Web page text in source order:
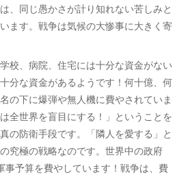
、同じ愚かさが計り知れない苦しみと
ます。戦争は気候の大惨事に大きく寄
校、病院、住宅には十分な資金がない
分な資金があるようです！何十億、何
の下に爆弾や無人機に費やされていま
全世界を盲目にする！」ということを
の防衛手段です。「隣人を愛する」と
究極の戦略なのです。世界中の政府
事予算を費やしています！戦争は、費